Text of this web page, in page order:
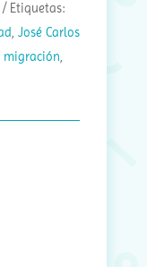
Etiquetas:
José Carlos
migración